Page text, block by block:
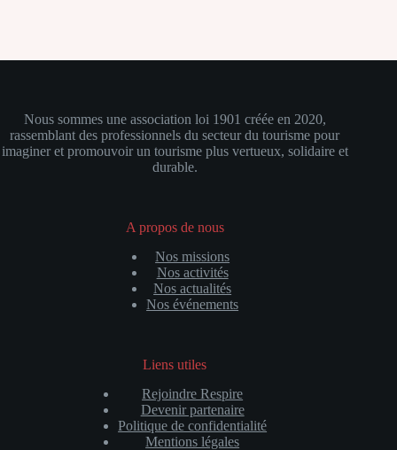
Nous sommes une association loi 1901 créée en 2020,
rassemblant des professionnels du secteur du tourisme pour
imaginer et promouvoir un tourisme plus vertueux, solidaire et
durable.
A propos de nous
Nos missions
Nos activités
Nos actualités
Nos événements
Liens utiles
Rejoindre Respire
Devenir partenaire
Politique de confidentialité
Mentions légales